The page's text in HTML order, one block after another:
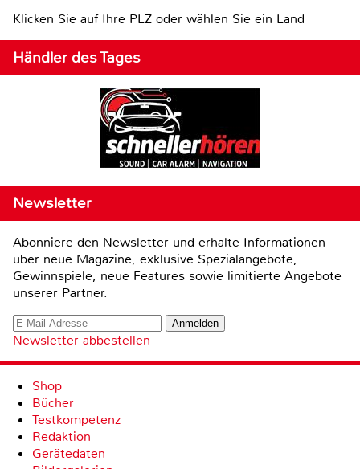
Klicken Sie auf Ihre PLZ oder wählen Sie ein Land
Händler des Tages
Newsletter
Abonniere den Newsletter und erhalte Informationen
über neue Magazine, exklusive Spezialangebote,
Gewinnspiele, neue Features sowie limitierte Angebote
unserer Partner.
Newsletter abbestellen
Shop
Bücher
Testkompetenz
Redaktion
Gerätedaten